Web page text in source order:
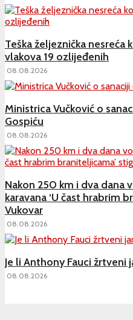
Teška željeznička nesreća
vlakova 19 ozlijeđenih
08.08.2026
Ministrica Vučković o
Gospiću
08.08.2026
Nakon 250 km i dva dana
karavana ‘U čast hrabrim
Vukovar
08.08.2026
Je li Anthony Fauci žrtveni
08.08.2026